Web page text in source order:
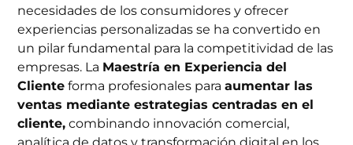
necesidades de los consumidores y ofrecer
experiencias personalizadas se ha convertido en
un pilar fundamental para la competitividad de las
empresas. La Maestría en Experiencia del
Cliente forma profesionales paraaumentar las
ventas mediante estrategias centradas en el
cliente, combinando innovación comercial,